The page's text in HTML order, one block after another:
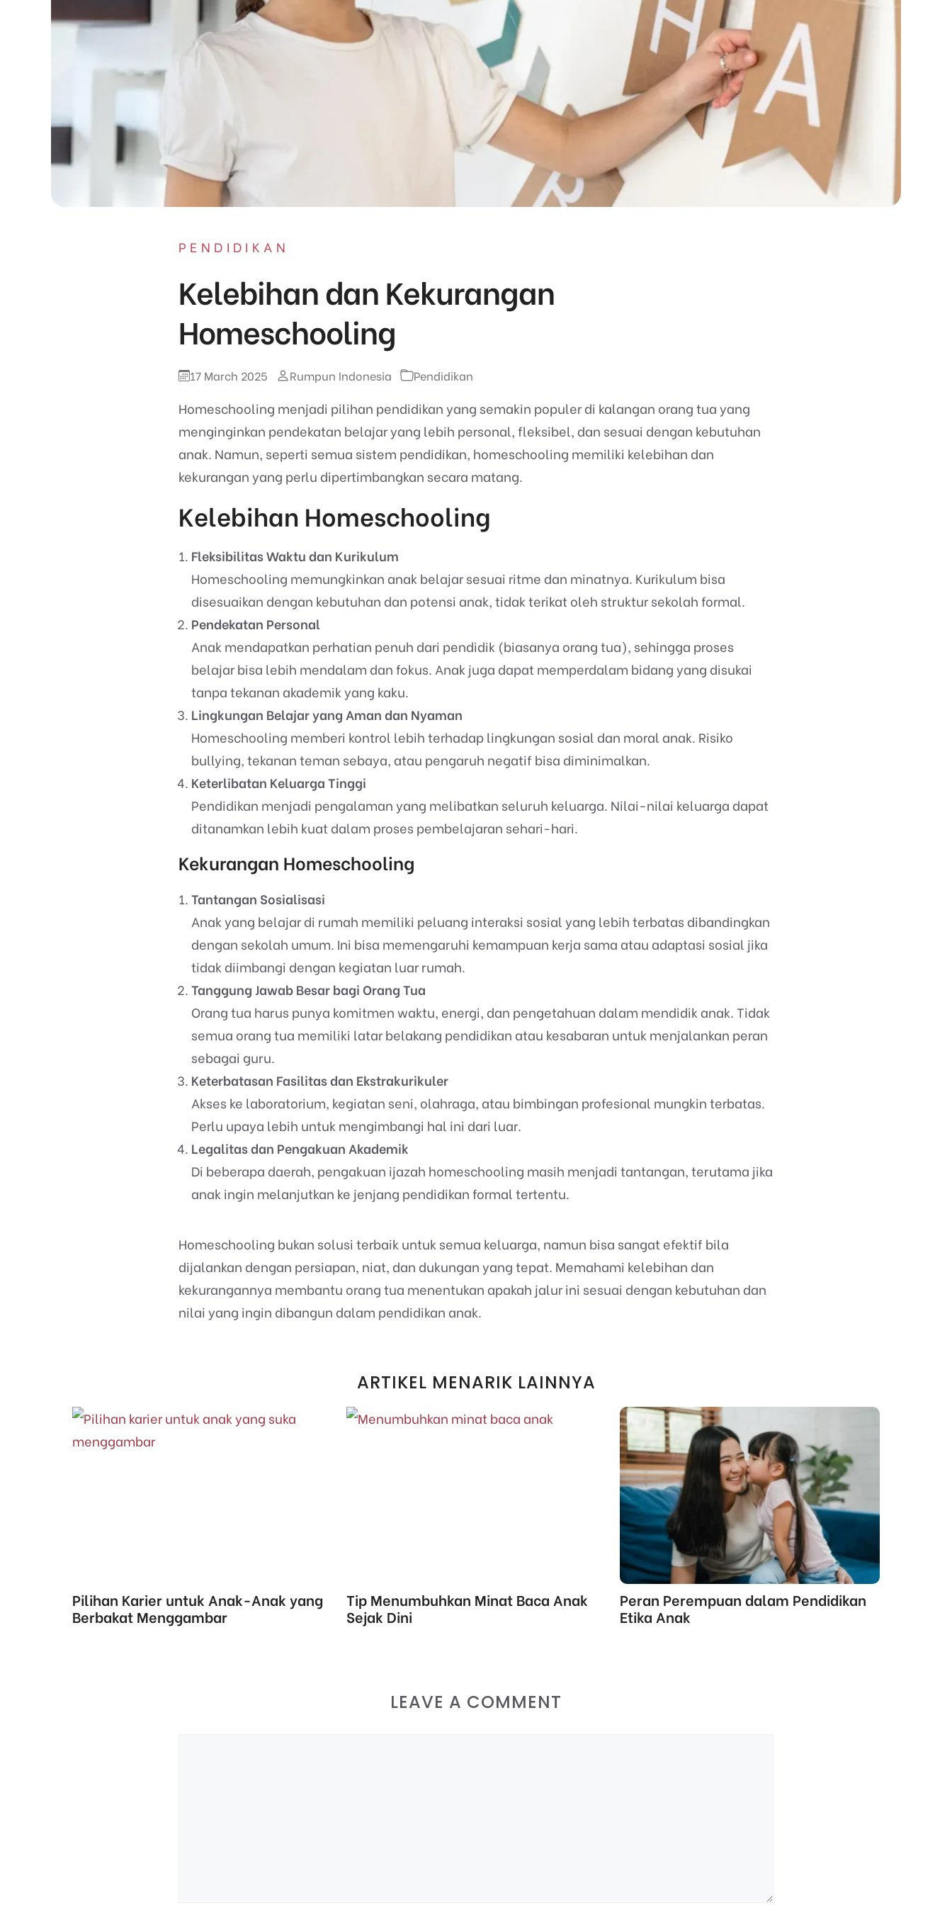
PENDIDIKAN
Kelebihan dan Kekurangan
Homeschooling
17 March 2025 Rumpun Indonesia Pendidikan
Homeschooling menjadi pilihan pendidikan yang semakin populer di kalangan orang tua yang
menginginkan pendekatan belajar yang lebih personal, fleksibel, dan sesuai dengan kebutuhan
anak. Namun, seperti semua sistem pendidikan, homeschooling memiliki kelebihan dan
kekurangan yang perlu dipertimbangkan secara matang.
Kelebihan Homeschooling
Fleksibilitas Waktu dan Kurikulum
Homeschooling memungkinkan anak belajar sesuai ritme dan minatnya. Kurikulum bisa
disesuaikan dengan kebutuhan dan potensi anak, tidak terikat oleh struktur sekolah formal.
Pendekatan Personal
Anak mendapatkan perhatian penuh dari pendidik (biasanya orang tua), sehingga proses
belajar bisa lebih mendalam dan fokus. Anak juga dapat memperdalam bidang yang disukai
tanpa tekanan akademik yang kaku.
Lingkungan Belajar yang Aman dan Nyaman
Homeschooling memberi kontrol lebih terhadap lingkungan sosial dan moral anak. Risiko
bullying, tekanan teman sebaya, atau pengaruh negatif bisa diminimalkan.
Keterlibatan Keluarga Tinggi
Pendidikan menjadi pengalaman yang melibatkan seluruh keluarga. Nilai-nilai keluarga dapat
ditanamkan lebih kuat dalam proses pembelajaran sehari-hari.
Kekurangan Homeschooling
Tantangan Sosialisasi
Anak yang belajar di rumah memiliki peluang interaksi sosial yang lebih terbatas dibandingkan
dengan sekolah umum. Ini bisa memengaruhi kemampuan kerja sama atau adaptasi sosial jika
tidak diimbangi dengan kegiatan luar rumah.
Tanggung Jawab Besar bagi Orang Tua
Orang tua harus punya komitmen waktu, energi, dan pengetahuan dalam mendidik anak. Tidak
semua orang tua memiliki latar belakang pendidikan atau kesabaran untuk menjalankan peran
sebagai guru.
Keterbatasan Fasilitas dan Ekstrakurikuler
Akses ke laboratorium, kegiatan seni, olahraga, atau bimbingan profesional mungkin terbatas.
Perlu upaya lebih untuk mengimbangi hal ini dari luar.
Legalitas dan Pengakuan Akademik
Di beberapa daerah, pengakuan ijazah homeschooling masih menjadi tantangan, terutama jika
anak ingin melanjutkan ke jenjang pendidikan formal tertentu.
Homeschooling bukan solusi terbaik untuk semua keluarga, namun bisa sangat efektif bila
dijalankan dengan persiapan, niat, dan dukungan yang tepat. Memahami kelebihan dan
kekurangannya membantu orang tua menentukan apakah jalur ini sesuai dengan kebutuhan dan
nilai yang ingin dibangun dalam pendidikan anak.
ARTIKEL MENARIK LAINNYA
Pilihan Karier untuk Anak-Anak yang
Berbakat Menggambar
Tip Menumbuhkan Minat Baca Anak
Sejak Dini
Peran Perempuan dalam Pendidikan
Etika Anak
LEAVE A COMMENT